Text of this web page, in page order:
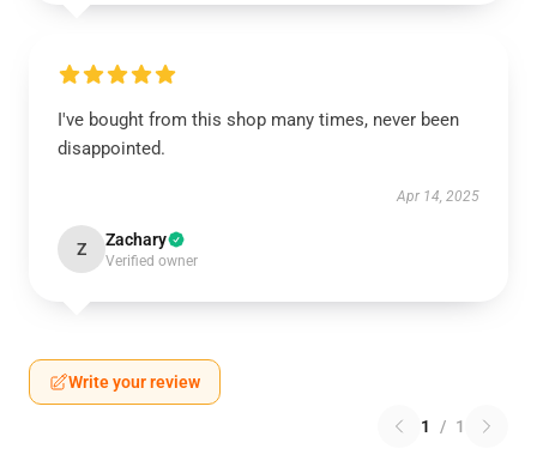
I've bought from this shop many times, never been
disappointed.
Apr 14, 2025
Z Zachary
Verified owner
Write your review
1 / 1